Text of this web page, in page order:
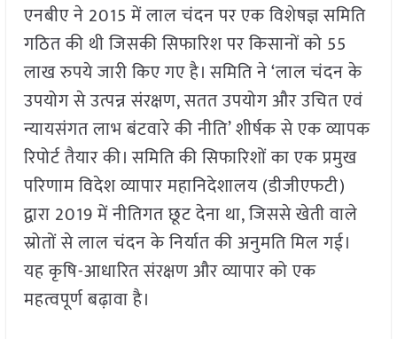
एनबीए ने 2015 में लाल चंदन पर एक विशेषज्ञ समिति
गठित की थी जिसकी सिफारिश पर किसानों को 55
लाख रुपये जारी किए गए है। समिति ने ‘लाल चंदन के
उपयोग से उत्पन्न संरक्षण, सतत उपयोग और उचित एवं
न्यायसंगत लाभ बंटवारे की नीति’ शीर्षक से एक व्यापक
रिपोर्ट तैयार की। समिति की सिफारिशों का एक प्रमुख
परिणाम विदेश व्यापार महानिदेशालय (डीजीएफटी)
द्वारा 2019 में नीतिगत छूट देना था, जिससे खेती वाले
स्रोतों से लाल चंदन के निर्यात की अनुमति मिल गई।
यह कृषि-आधारित संरक्षण और व्यापार को एक
महत्वपूर्ण बढ़ावा है।